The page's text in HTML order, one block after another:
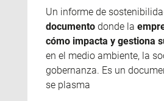
Un informe de
documento donde la
cómo impacta y gestiona
en el medio ambiente, la
gobernanza. Es un
se plasma